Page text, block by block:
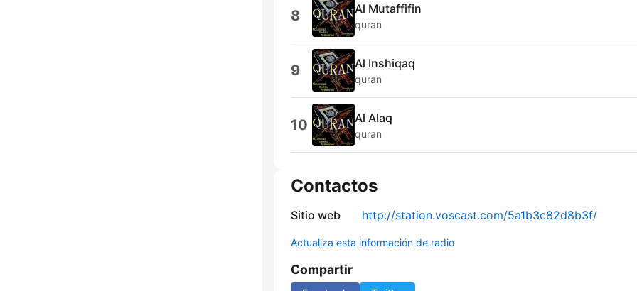
8 Al Mutaffifin
quran
9 Al Inshiqaq
quran
10 Al Alaq
quran
Contactos
Sitio web http://station.voscast.com/5a1b3c82d8b3f/
Actualiza esta información de radio
Compartir